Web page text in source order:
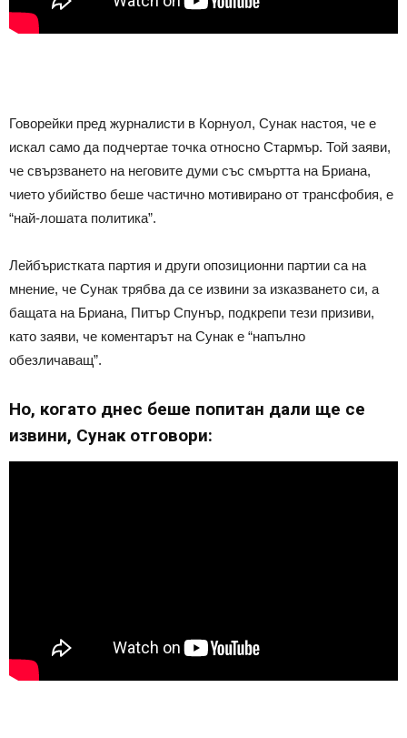
Говорейки пред журналисти в Корнуол, Сунак настоя, че е
искал само да подчертае точка относно Стармър. Той заяви,
че свързването на неговите думи със смъртта на Бриана,
чието убийство беше частично мотивирано от трансфобия, е
“най-лошата политика”.
Лейбъристката партия и други опозиционни партии са на
мнение, че Сунак трябва да се извини за изказването си, а
бащата на Бриана, Питър Спунър, подкрепи тези призиви,
като заяви, че коментарът на Сунак е “напълно
обезличаващ”.
Но, когато днес беше попитан дали ще се
извини, Сунак отговори: